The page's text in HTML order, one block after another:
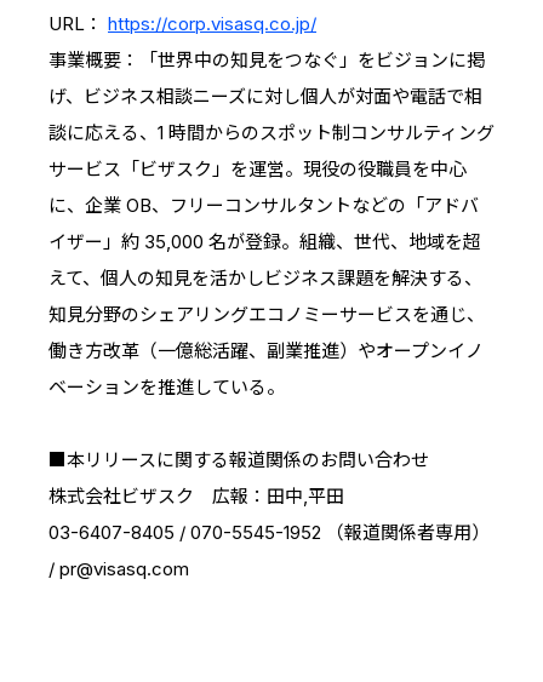
URL： https://corp.visasq.co.jp/
事業概要：「世界中の知見をつなぐ」をビジョンに掲
げ、ビジネス相談ニーズに対し個人が対面や電話で相
談に応える、1 時間からのスポット制コンサルティング
サービス「ビザスク」を運営。現役の役職員を中心
に、企業 OB、フリーコンサルタントなどの「アドバ
イザー」約 35,000 名が登録。組織、世代、地域を超
えて、個人の知見を活かしビジネス課題を解決する、
知見分野のシェアリングエコノミーサービスを通じ、
働き方改革（一億総活躍、副業推進）やオープンイノ
ベーションを推進している。
■本リリースに関する報道関係のお問い合わせ
株式会社ビザスク 広報：田中,平田
03-6407-8405 / 070-5545-1952 （報道関係者専用）
/ pr@visasq.com